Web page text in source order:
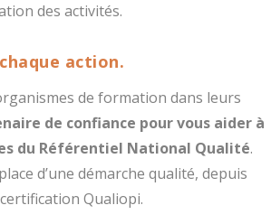
des activités.
action.
de formation dans leurs
de confiance pour vous aider à
du Référentiel National Qualité.
d’une démarche qualité, depuis
Qualiopi.